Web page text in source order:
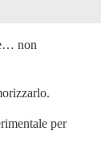
non
per